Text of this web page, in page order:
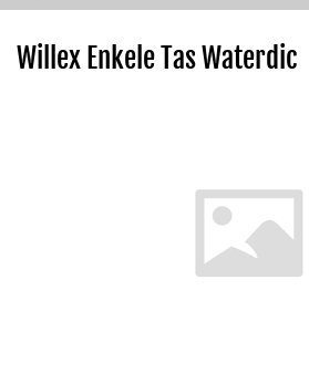
Willex Enkele Tas Waterdic